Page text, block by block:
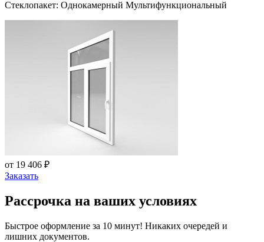
Стеклопакет: Однокамерный Мультифункциональный
от 19 406 ₽
Заказать
Рассрочка на ваших условиях
Быстрое оформление за 10 минут! Никаких очередей и
лишних документов.